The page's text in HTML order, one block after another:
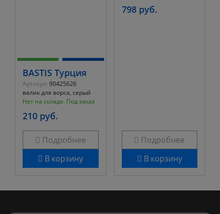
BASTIS Турция
Артикул: 90425626
валик для ворса, серый
Нет на складе. Под заказ
210 руб.
Подробнее
В корзину
798 руб.
Подробнее
В корзину